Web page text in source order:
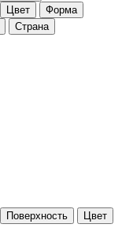
Цвет
Форма
Страна
Поверхность
Цвет